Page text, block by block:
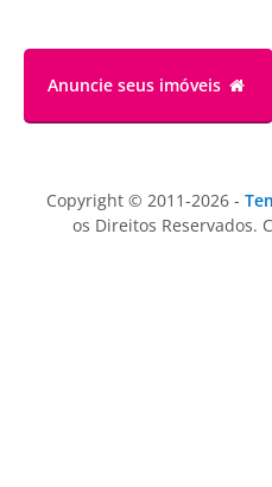
Anuncie seus imóveis
Copyright © 2011-2026 -
os Direitos Reservados.